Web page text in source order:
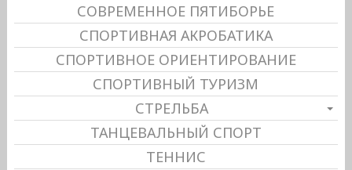
СОВРЕМЕННОЕ ПЯТИБОРЬЕ
СПОРТИВНАЯ АКРОБАТИКА
СПОРТИВНОЕ ОРИЕНТИРОВАНИЕ
СПОРТИВНЫЙ ТУРИЗМ
СТРЕЛЬБА
ТАНЦЕВАЛЬНЫЙ СПОРТ
ТЕННИС